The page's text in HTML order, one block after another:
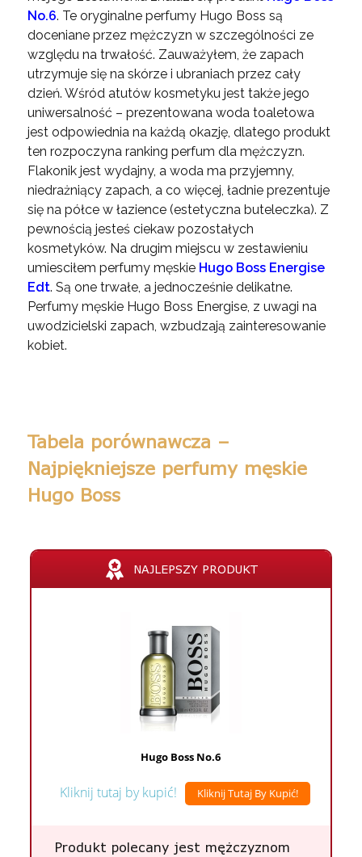
No.6. Te oryginalne perfumy Hugo Boss są
doceniane przez mężczyzn w szczególności ze
względu na trwałość. Zauważyłem, że zapach
utrzymuje się na skórze i ubraniach przez cały
dzień. Wśród atutów kosmetyku jest także jego
uniwersalność – prezentowana woda toaletowa
jest odpowiednia na każdą okazję, dlatego produkt
ten rozpoczyna ranking perfum dla mężczyzn.
Flakonik jest wydajny, a woda ma przyjemny,
niedrażniący zapach, a co więcej, ładnie prezentuje
się na półce w łazience (estetyczna buteleczka). Z
pewnością jesteś ciekaw pozostałych
kosmetyków. Na drugim miejscu w zestawieniu
umiesciłem perfumy męskie Hugo Boss Energise
Edt. Są one trwałe, a jednocześnie delikatne.
Perfumy męskie Hugo Boss Energise, z uwagi na
uwodzicielski zapach, wzbudzają zainteresowanie
kobiet.
Tabela porównawcza –
Najpiękniejsze perfumy męskie
Hugo Boss
NAJLEPSZY PRODUKT
Hugo Boss No.6
Kliknij tutaj by kupić! Kliknij Tutaj By Kupić!
Produkt polecany jest mężczyznom